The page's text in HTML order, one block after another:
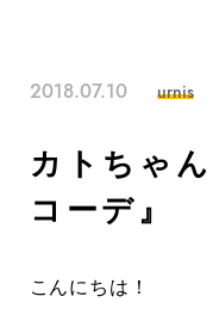
2018.07.10 urnis
カトちゃ
コーデ』
こんにちは！